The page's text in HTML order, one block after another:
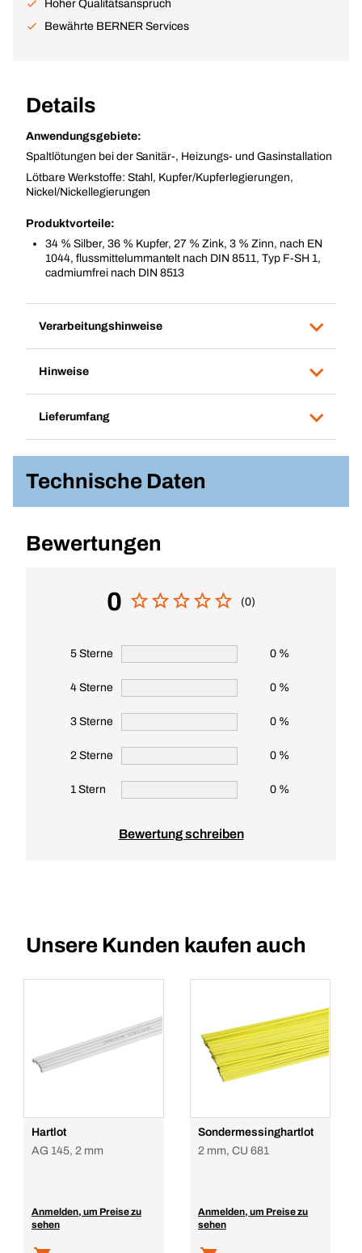
Hoher Qualitätsanspruch
Bewährte BERNER Services
Details
Anwendungsgebiete:
Spaltlötungen bei der Sanitär-, Heizungs- und Gasinstallation
Lötbare Werkstoffe: Stahl, Kupfer/Kupferlegierungen,
Nickel/Nickellegierungen
Produktvorteile:
34 % Silber, 36 % Kupfer, 27 % Zink, 3 % Zinn, nach EN
1044, flussmittelummantelt nach DIN 8511, Typ F-SH 1,
cadmiumfrei nach DIN 8513
Verarbeitungshinweise
Hinweise
Lieferumfang
Technische Daten
Bewertungen
0 (0)
5 Sterne 0 %
4 Sterne 0 %
3 Sterne 0 %
2 Sterne 0 %
1 Stern 0 %
Bewertung schreiben
Unsere Kunden kaufen auch
Hartlot
AG 145, 2 mm
Anmelden, um Preise zu
sehen
Sondermessinghartlot
2 mm, CU 681
Anmelden, um Preise zu
sehen